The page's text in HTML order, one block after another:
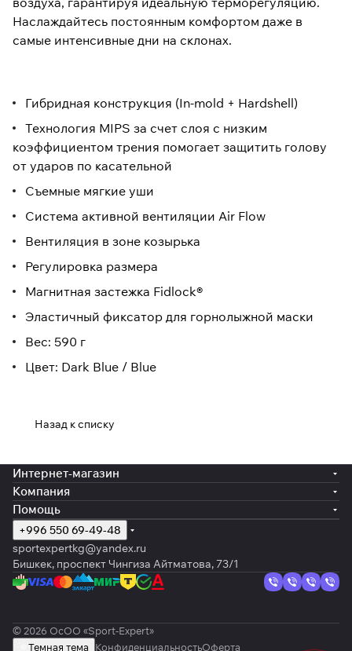
Наслаждайтесь постоянным комфортом даже в
самые интенсивные дни на склонах.
Гибридная конструкция (In-mold + Hardshell)
Технология MIPS за счет слоя с низким
коэффициентом трения помогает защитить голову
от ударов по касательной
Съемные мягкие уши
Система активной вентиляции Air Flow
Вентиляция в зоне козырька
Регулировка размера
Магнитная застежка Fidlock®
Эластичный фиксатор для горнолыжной маски
Вес: 590 г
Цвет: Dark Blue / Blue
Назад к списку
Интернет-магазин
Компания
Помощь
+996 550 69-49-48
sportexpertkg@yandex.ru
Бишкек, проспект Чингиза Айтматова, 73/1
© 2026 ОсОО «Sport-Expert»
Темная тема
КонфиденциальностьОферта